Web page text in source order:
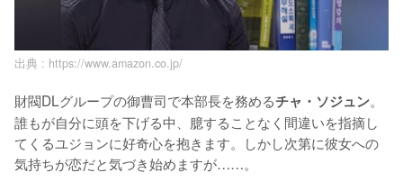
出典 : https://www.amazon.co.jp/
財閥DLグループの御曹司で本部長を務めるチャ・ソジュン。
誰もが自分に頭を下げる中、臆することなく間違いを指摘し
てくるユジョンに好奇心を抱きます。しかし次第に彼女への
気持ちが恋だと気づき始めますが……。